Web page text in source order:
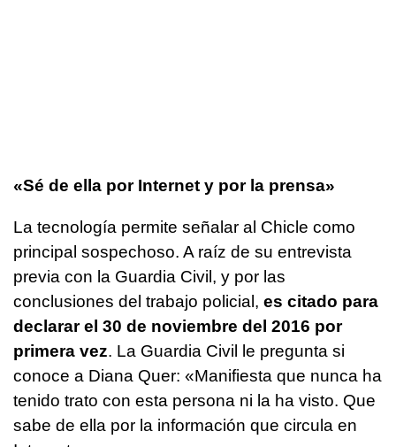
«Sé de ella por Internet y por la prensa»
La tecnología permite señalar al Chicle como
principal sospechoso. A raíz de su entrevista
previa con la Guardia Civil, y por las
conclusiones del trabajo policial, es citado para
declarar el 30 de noviembre del 2016 por
primera vez. La Guardia Civil le pregunta si
conoce a Diana Quer: «Manifiesta que nunca ha
tenido trato con esta persona ni la ha visto. Que
sabe de ella por la información que circula en